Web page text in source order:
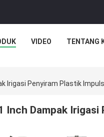
VIDEO TENTANG
Irigasi Penyiram Plastik
Inch Dampak Irigasi